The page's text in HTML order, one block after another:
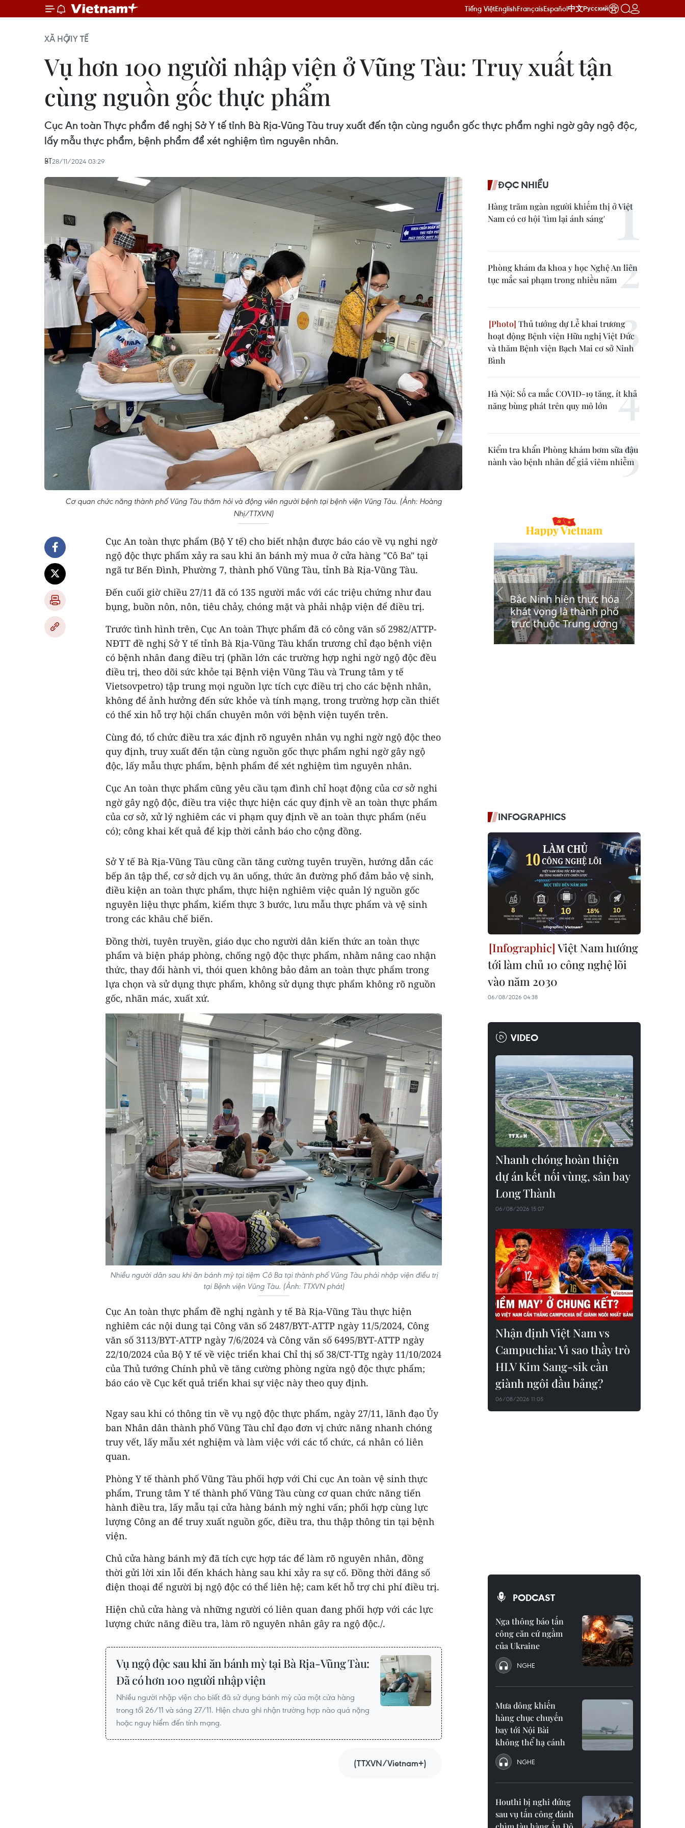
Tiếng ViệtEnglishFrançaisEspañol中文Русский
XÃ HỘIY TẾ
Vụ hơn 100 người nhập viện ở Vũng Tàu: Truy xuất tận
cùng nguồn gốc thực phẩm
Cục An toàn Thực phẩm đề nghị Sở Y tế tỉnh Bà Rịa-Vũng Tàu truy xuất đến tận cùng nguồn gốc thực phẩm nghi ngờ gây ngộ độc,
lấy mẫu thực phẩm, bệnh phẩm để xét nghiệm tìm nguyên nhân.
BT28/11/2024 03:29
Cơ quan chức năng thành phố Vũng Tàu thăm hỏi và động viên người bệnh tại bệnh viện Vũng Tàu. (Ảnh: Hoàng
Nhị/TTXVN)
Cục An toàn thực phẩm (Bộ Y tế) cho biết nhận được báo cáo về vụ nghi ngờ
ngộ độc thực phẩm xảy ra sau khi ăn bánh mỳ mua ở cửa hàng "Cô Ba" tại
ngã tư Bến Đình, Phường 7, thành phố Vũng Tàu, tỉnh Bà Rịa-Vũng Tàu.
Đến cuối giờ chiều 27/11 đã có 135 người mắc với các triệu chứng như đau
bụng, buồn nôn, nôn, tiêu chảy, chóng mặt và phải nhập viện để điều trị.
Trước tình hình trên, Cục An toàn Thực phẩm đã có công văn số 2982/ATTP-
NĐTT đề nghị Sở Y tế tỉnh Bà Rịa-Vũng Tàu khẩn trương chỉ đạo bệnh viện
có bệnh nhân đang điều trị (phần lớn các trường hợp nghi ngờ ngộ độc đều
điều trị, theo dõi sức khỏe tại Bệnh viện Vũng Tàu và Trung tâm y tế
Vietsovpetro) tập trung mọi nguồn lực tích cực điều trị cho các bệnh nhân,
không để ảnh hưởng đến sức khỏe và tính mạng, trong trường hợp cần thiết
có thể xin hỗ trợ hội chẩn chuyên môn với bệnh viện tuyến trên.
Cùng đó, tổ chức điều tra xác định rõ nguyên nhân vụ nghi ngờ ngộ độc theo
quy định, truy xuất đến tận cùng nguồn gốc thực phẩm nghi ngờ gây ngộ
độc, lấy mẫu thực phẩm, bệnh phẩm để xét nghiệm tìm nguyên nhân.
Cục An toàn thực phẩm cũng yêu cầu tạm đình chỉ hoạt động của cơ sở nghi
ngờ gây ngộ độc, điều tra việc thực hiện các quy định về an toàn thực phẩm
của cơ sở, xử lý nghiêm các vi phạm quy định về an toàn thực phẩm (nếu
có); công khai kết quả để kịp thời cảnh báo cho cộng đồng.
Sở Y tế Bà Rịa-Vũng Tàu cũng cần tăng cường tuyên truyền, hướng dẫn các
bếp ăn tập thể, cơ sở dịch vụ ăn uống, thức ăn đường phố đảm bảo vệ sinh,
điều kiện an toàn thực phẩm, thực hiện nghiêm việc quản lý nguồn gốc
nguyên liệu thực phẩm, kiểm thực 3 bước, lưu mẫu thực phẩm và vệ sinh
trong các khâu chế biến.
Đồng thời, tuyên truyền, giáo dục cho người dân kiến thức an toàn thực
phẩm và biện pháp phòng, chống ngộ độc thực phẩm, nhằm nâng cao nhận
thức, thay đổi hành vi, thói quen không bảo đảm an toàn thực phẩm trong
lựa chọn và sử dụng thực phẩm, không sử dụng thực phẩm không rõ nguồn
gốc, nhãn mác, xuất xứ.
Nhiều người dân sau khi ăn bánh mỳ tại tiệm Cô Ba tại thành phố Vũng Tàu phải nhập viện điều trị
tại Bệnh viện Vũng Tàu. (Ảnh: TTXVN phát)
Cục An toàn thực phẩm đề nghị ngành y tế Bà Rịa-Vũng Tàu thực hiện
nghiêm các nội dung tại Công văn số 2487/BYT-ATTP ngày 11/5/2024, Công
văn số 3113/BYT-ATTP ngày 7/6/2024 và Công văn số 6495/BYT-ATTP ngày
22/10/2024 của Bộ Y tế về việc triển khai Chỉ thị số 38/CT-TTg ngày 11/10/2024
của Thủ tướng Chính phủ về tăng cường phòng ngừa ngộ độc thực phẩm;
báo cáo về Cục kết quả triển khai sự việc này theo quy định.
Ngay sau khi có thông tin về vụ ngộ độc thực phẩm, ngày 27/11, lãnh đạo Ủy
ban Nhân dân thành phố Vũng Tàu chỉ đạo đơn vị chức năng nhanh chóng
truy vết, lấy mẫu xét nghiệm và làm việc với các tổ chức, cá nhân có liên
quan.
Phòng Y tế thành phố Vũng Tàu phối hợp với Chi cục An toàn vệ sinh thực
phẩm, Trung tâm Y tế thành phố Vũng Tàu cùng cơ quan chức năng tiến
hành điều tra, lấy mẫu tại cửa hàng bánh mỳ nghi vấn; phối hợp cùng lực
lượng Công an để truy xuất nguồn gốc, điều tra, thu thập thông tin tại bệnh
viện.
Chủ cửa hàng bánh mỳ đã tích cực hợp tác để làm rõ nguyên nhân, đồng
thời gửi lời xin lỗi đến khách hàng sau khi xảy ra sự cố. Đồng thời đăng số
điện thoại để người bị ngộ độc có thể liên hệ; cam kết hỗ trợ chi phí điều trị.
Hiện chủ cửa hàng và những người có liên quan đang phối hợp với các lực
lượng chức năng điều tra, làm rõ nguyên nhân gây ra ngộ độc./.
Vụ ngộ độc sau khi ăn bánh mỳ tại Bà Rịa-Vũng Tàu:
Đã có hơn 100 người nhập viện
Nhiều người nhập viện cho biết đã sử dụng bánh mỳ của một cửa hàng
trong tối 26/11 và sáng 27/11. Hiện chưa ghi nhận trường hợp nào quá nặng
hoặc nguy hiểm đến tính mạng.
(TTXVN/Vietnam+)
ĐỌC NHIỀU
Hàng trăm ngàn người khiếm thị ở Việt
Nam có cơ hội 'tìm lại ánh sáng'
Phòng khám đa khoa y học Nghệ An liên
tục mắc sai phạm trong nhiều năm
Thủ tướng dự Lễ khai trương
hoạt động Bệnh viện Hữu nghị Việt Đức
và thăm Bệnh viện Bạch Mai cơ sở Ninh
Bình
Hà Nội: Số ca mắc COVID-19 tăng, ít khả
năng bùng phát trên quy mô lớn
Kiểm tra khẩn Phòng khám bơm sữa đậu
nành vào bệnh nhân để giả viêm nhiễm
INFOGRAPHICS
Việt Nam hướng
tới làm chủ 10 công nghệ lõi
vào năm 2030
06/08/2026 04:38
VIDEO
Nhanh chóng hoàn thiện
dự án kết nối vùng, sân bay
Long Thành
06/08/2026 15:07
Nhận định Việt Nam vs
Campuchia: Vì sao thầy trò
HLV Kim Sang-sik cần
giành ngôi đầu bảng?
06/08/2026 11:05
PODCAST
Nga thông báo tấn
công căn cứ ngầm
của Ukraine
NGHE
Mưa dông khiến
hàng chục chuyến
bay tới Nội Bài
không thể hạ cánh
NGHE
Houthi bị nghi đứng
sau vụ tấn công đánh